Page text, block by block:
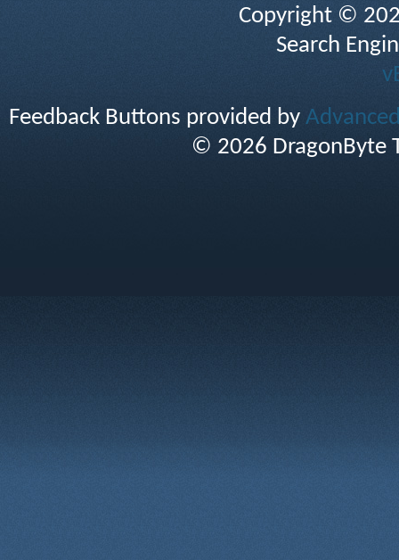
Copyright ©
Search
Feedback Buttons provided by
© 2026 DragonByte